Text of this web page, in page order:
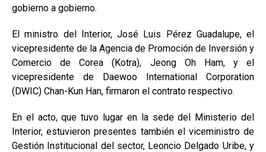
gobierno a gobierno.
El ministro del Interior, José Luis Pérez Guadalupe, el
vicepresidente de la Agencia de Promoción de Inversión y
Comercio de Corea (Kotra), Jeong Oh Ham, y el
vicepresidente de Daewoo International Corporation
(DWIC) Chan-Kun Han, firmaron el contrato respectivo.
En el acto, que tuvo lugar en la sede del Ministerio del
Interior, estuvieron presentes también el viceministro de
Gestión Institucional del sector, Leoncio Delgado Uribe, y